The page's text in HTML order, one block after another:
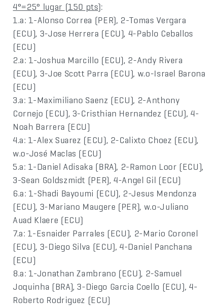
4°=25° lugar (150 pts):
1.a: 1-Alonso Correa (PER), 2-Tomas Vergara
(ECU), 3-Jose Herrera (ECU), 4-Pablo Ceballos
(ECU)
2.a: 1-Joshua Marcillo (ECU), 2-Andy Rivera
(ECU), 3-Joe Scott Parra (ECU), w.o-Israel Barona
(ECU)
3.a: 1-Maximiliano Saenz (ECU), 2-Anthony
Cornejo (ECU), 3-Cristhian Hernandez (ECU), 4-
Noah Barrera (ECU)
4.a: 1-Alex Suarez (ECU), 2-Calixto Choez (ECU),
w.o-José Maclas (ECU)
5.a: 1-Daniel Adisaka (BRA), 2-Ramon Loor (ECU),
3-Sean Goldszmidt (PER), 4-Angel Gil (ECU)
6.a: 1-Shadi Bayoumi (ECU), 2-Jesus Mendonza
(ECU), 3-Mariano Maugere (PER), w.o-Juliano
Auad Klaere (ECU)
7.a: 1-Esnaider Parrales (ECU), 2-Mario Coronel
(ECU), 3-Diego Silva (ECU), 4-Daniel Panchana
(ECU)
8.a: 1-Jonathan Zambrano (ECU), 2-Samuel
Joquinha (BRA), 3-Diego Garcia Coello (ECU), 4-
Roberto Rodriguez (ECU)